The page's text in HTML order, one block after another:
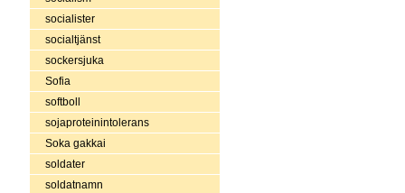
socialister
socialtjänst
sockersjuka
Sofia
softboll
sojaproteinintolerans
Soka gakkai
soldater
soldatnamn